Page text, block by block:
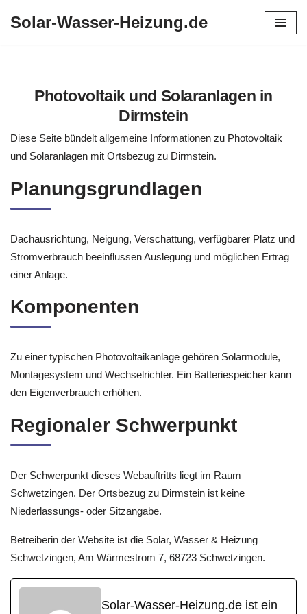
Solar-Wasser-Heizung.de
Photovoltaik und Solaranlagen in
Dirmstein
Diese Seite bündelt allgemeine Informationen zu Photovoltaik
und Solaranlagen mit Ortsbezug zu Dirmstein.
Planungsgrundlagen
Dachausrichtung, Neigung, Verschattung, verfügbarer Platz und
Stromverbrauch beeinflussen Auslegung und möglichen Ertrag
einer Anlage.
Komponenten
Zu einer typischen Photovoltaikanlage gehören Solarmodule,
Montagesystem und Wechselrichter. Ein Batteriespeicher kann
den Eigenverbrauch erhöhen.
Regionaler Schwerpunkt
Der Schwerpunkt dieses Webauftritts liegt im Raum
Schwetzingen. Der Ortsbezug zu Dirmstein ist keine
Niederlassungs- oder Sitzangabe.
Betreiberin der Website ist die Solar, Wasser & Heizung
Schwetzingen, Am Wärmestrom 7, 68723 Schwetzingen.
Solar-Wasser-Heizung.de ist ein